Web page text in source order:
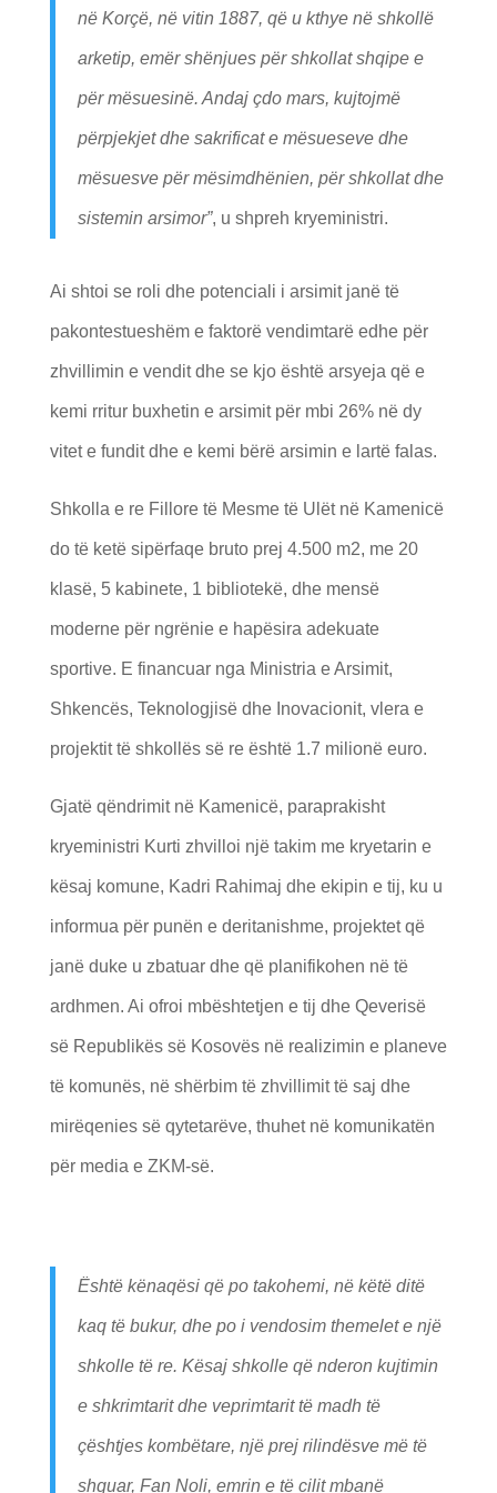
në Korçë, në vitin 1887, që u kthye në shkollë
arketip, emër shënjues për shkollat shqipe e
për mësuesinë. Andaj çdo mars, kujtojmë
përpjekjet dhe sakrificat e mësueseve dhe
mësuesve për mësimdhënien, për shkollat dhe
sistemin arsimor”, u shpreh kryeministri.
Ai shtoi se roli dhe potenciali i arsimit janë të
pakontestueshëm e faktorë vendimtarë edhe për
zhvillimin e vendit dhe se kjo është arsyeja që e
kemi rritur buxhetin e arsimit për mbi 26% në dy
vitet e fundit dhe e kemi bërë arsimin e lartë falas.
Shkolla e re Fillore të Mesme të Ulët në Kamenicë
do të ketë sipërfaqe bruto prej 4.500 m2, me 20
klasë, 5 kabinete, 1 bibliotekë, dhe mensë
moderne për ngrënie e hapësira adekuate
sportive. E financuar nga Ministria e Arsimit,
Shkencës, Teknologjisë dhe Inovacionit, vlera e
projektit të shkollës së re është 1.7 milionë euro.
Gjatë qëndrimit në Kamenicë, paraprakisht
kryeministri Kurti zhvilloi një takim me kryetarin e
kësaj komune, Kadri Rahimaj dhe ekipin e tij, ku u
informua për punën e deritanishme, projektet që
janë duke u zbatuar dhe që planifikohen në të
ardhmen. Ai ofroi mbështetjen e tij dhe Qeverisë
së Republikës së Kosovës në realizimin e planeve
të komunës, në shërbim të zhvillimit të saj dhe
mirëqenies së qytetarëve, thuhet në komunikatën
për media e ZKM-së.
Është kënaqësi që po takohemi, në këtë ditë
kaq të bukur, dhe po i vendosim themelet e një
shkolle të re. Kësaj shkolle që nderon kujtimin
e shkrimtarit dhe veprimtarit të madh të
çështjes kombëtare, një prej rilindësve më të
shquar, Fan Noli, emrin e të cilit mbanë